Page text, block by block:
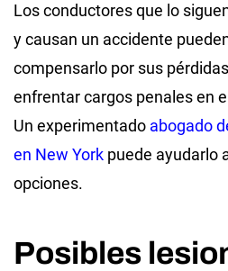
Los conductores que lo
y causan un accidente
compensarlo por sus
enfrentar cargos penales en
Un experimentado abogado
en New York puede ayudarlo
opciones.
Posibles